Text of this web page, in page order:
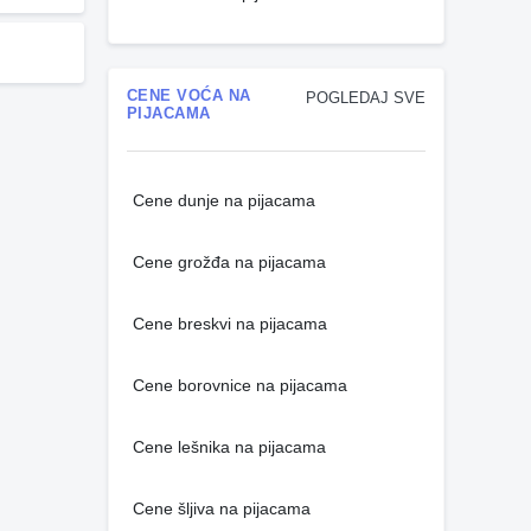
POGLEDAJ SVE
CENE VOĆA NA
PIJACAMA
Cene dunje na pijacama
Cene grožđa na pijacama
Cene breskvi na pijacama
Cene borovnice na pijacama
Cene lešnika na pijacama
Cene šljiva na pijacama